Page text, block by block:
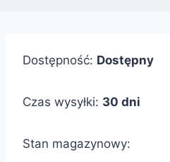
Dostępność: Dostępny
Czas wysyłki: 30 dni
Stan magazynowy: